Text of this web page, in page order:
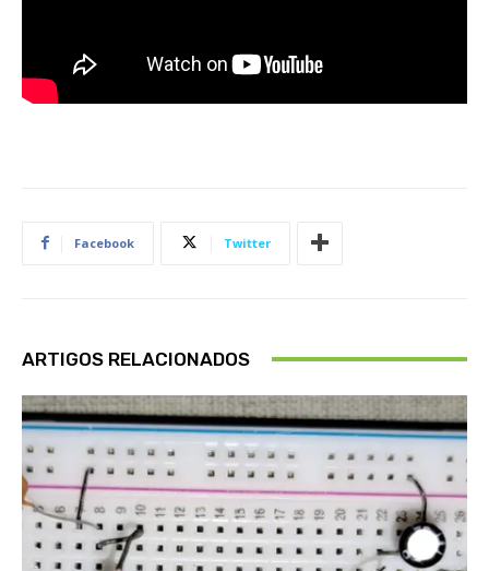
Facebook Twitter
ARTIGOS RELACIONADOS